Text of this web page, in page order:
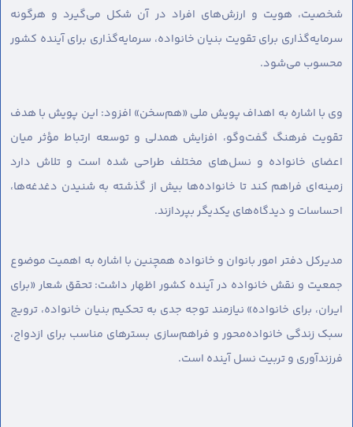
شخصیت، هویت و ارزش‌های افراد در آن شکل می‌گیرد و هرگونه
سرمایه‌گذاری برای تقویت بنیان خانواده، سرمایه‌گذاری برای آینده کشور
محسوب می‌شود.
وی با اشاره به اهداف پویش ملی «هم‌سخن» افزود: این پویش با هدف
تقویت فرهنگ گفت‌وگو، افزایش همدلی و توسعه ارتباط مؤثر میان
اعضای خانواده و نسل‌های مختلف طراحی شده است و تلاش دارد
زمینه‌ای فراهم کند تا خانواده‌ها بیش از گذشته به شنیدن دغدغه‌ها،
احساسات و دیدگاه‌های یکدیگر بپردازند.
مدیرکل دفتر امور بانوان و خانواده همچنین با اشاره به اهمیت موضوع
جمعیت و نقش خانواده در آینده کشور اظهار داشت: تحقق شعار «برای
ایران، برای خانواده» نیازمند توجه جدی به تحکیم بنیان خانواده، ترویج
سبک زندگی خانواده‌محور و فراهم‌سازی بسترهای مناسب برای ازدواج،
فرزندآوری و تربیت نسل آینده است.